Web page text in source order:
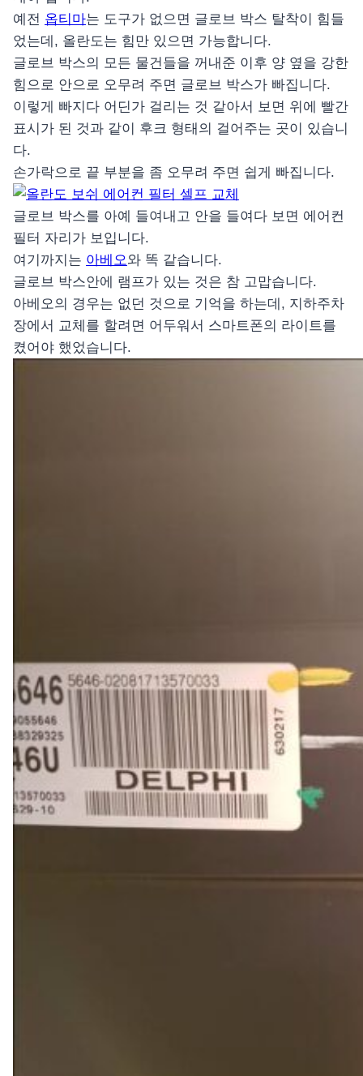
예전 옵티마는 도구가 없으면 글로브 박스 탈착이 힘들
었는데, 올란도는 힘만 있으면 가능합니다.
글로브 박스의 모든 물건들을 꺼내준 이후 양 옆을 강한
힘으로 안으로 오무려 주면 글로브 박스가 빠집니다.
이렇게 빠지다 어딘가 걸리는 것 같아서 보면 위에 빨간
표시가 된 것과 같이 후크 형태의 걸어주는 곳이 있습니
다.
손가락으로 끝 부분을 좀 오무려 주면 쉽게 빠집니다.
글로브 박스를 아예 들여내고 안을 들여다 보면 에어컨
필터 자리가 보입니다.
여기까지는 아베오와 똑 같습니다.
글로브 박스안에 램프가 있는 것은 참 고맙습니다.
아베오의 경우는 없던 것으로 기억을 하는데, 지하주차
장에서 교체를 할려면 어두워서 스마트폰의 라이트를
켰어야 했었습니다.